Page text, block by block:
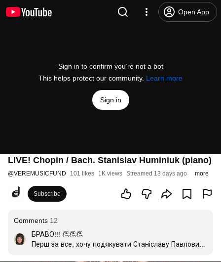
Open App
Sign in to confirm you’re not a bot
This helps protect our community. Learn more
Sign in
LIVE! Chopin / Bach. Stanislav Huminiuk (piano)
@VEREMUSICFUND 101 likes 1K views Streamed 13 days ago more
Subscribe
Comments 12
БРАВО!!! 👏👏👏
Перш за все, хочу подякувати Станіславу Павловичу